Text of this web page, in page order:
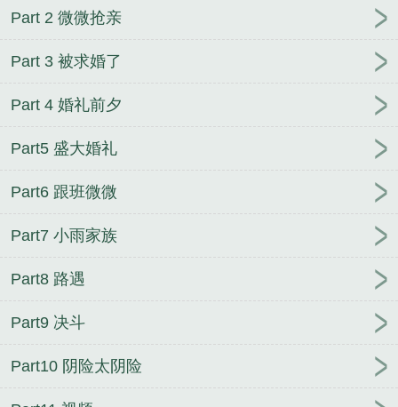
观看全集高清 微微一笑很倾城什么时候拍的
微微一
微
微一笑很倾城电视剧全集免费观看
微微一笑很倾城
免费观看 微微一笑很倾城免费全文阅读
微微一笑很
版免费完整版
微微一笑很倾
微微一
笑很倾城是哪一年播出的
微微一笑很倾城漫画免费
观看
微微一笑很倾城第二部电视剧
微微一笑很倾城
微微一笑很倾城1-30集免费观看
微微一笑很倾城免费观看全集
微微一笑很倾城电视
剧 微微一笑很倾城什么时候上映的
微微一笑很倾城
员表 微微一笑很倾城番外篇ko和美人师兄
微微一笑
Part 2 微微抢亲
Part 3 被求婚了
Part 4 婚礼前夕
Part5 盛大婚礼
Part6 跟班微微
Part7 小雨家族
Part8 路遇
Part9 决斗
Part10 阴险太阴险